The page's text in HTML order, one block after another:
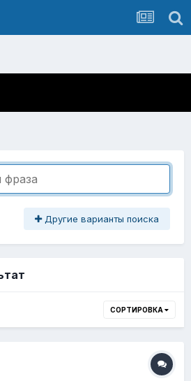
Другие варианты поиска
СОРТИРОВКА